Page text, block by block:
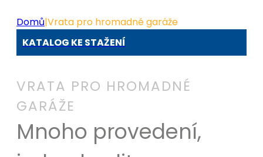
Domů|Vrata pro hromadné garáže
KATALOG KE STAŽENÍ
Mnoho provedení,